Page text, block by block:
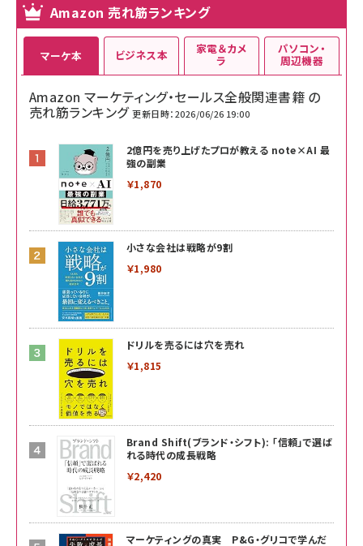
Amazon 売れ筋ランキング
マーケ本
Amazon マーケティング・セールス全般関連書籍 の
売れ筋ランキング 更新日時：2026/06/26 19:00
2億円を売り上げたプロが教える note×AI 最
強の副業
￥1,870
小さな会社は戦略が9割
￥1,980
ドリルを売るには穴を売れ
￥1,815
Brand Shift(ブランド・シフト): 「信頼」で選ば
れる時代の成長戦略
￥2,420
マーケティングの真実 P&G・グリコで学んだ
ビジネス本 家電＆カメ
ラ
パソコン・
周辺機器